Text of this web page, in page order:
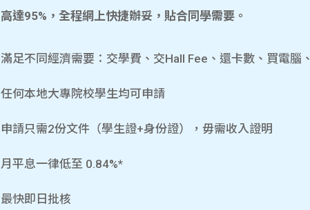
高達95%，全程網上快捷辦妥，貼合同學需要。
滿足不同經濟需要：交學費、交Hall Fee、還卡數、買電腦
任何本地大專院校學生均可申請
申請只需2份文件（學生證+身份證），毋需收入證明
月平息一律低至 0.84%*
最快即日批核